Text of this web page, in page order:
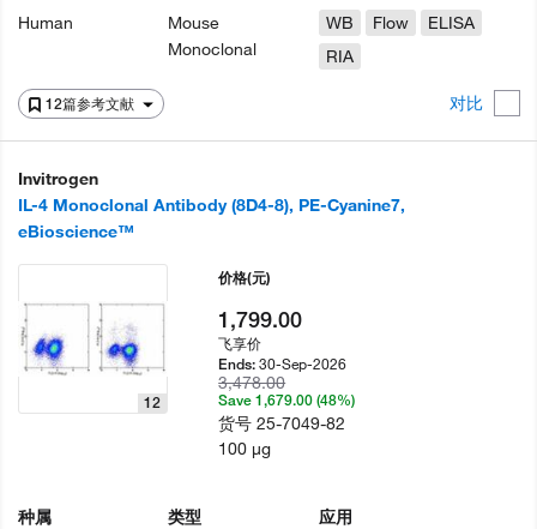
12篇参考文献 对比
Human
Mouse
Monoclonal
WB Flow
ELISA
RIA
Invitrogen
IL-4 Monoclonal Antibody (8D4-8), PE-Cyanine7,
eBioscience™
12
种属
类型
应用
价格(元)
1,799.00
飞享价
Ends:30-Sep-2026
3,478.00
Save 1,679.00 (48%)
货号25-7049-82
100 µg